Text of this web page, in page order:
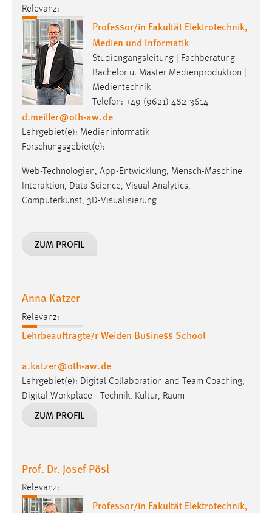
Relevanz:
Professor/in Fakultät Elektrotechnik,
Medien und Informatik
Studiengangsleitung | Fachberatung
Bachelor u. Master Medienproduktion |
Medientechnik
Telefon: +49 (9621) 482-3614
d.meiller@oth-aw.de
Lehrgebiet(e): Medieninformatik
Forschungsgebiet(e):
Web-Technologien, App-Entwicklung, Mensch-Maschine
Interaktion, Data Science, Visual Analytics,
Computerkunst, 3D-Visualisierung
ZUM PROFIL
Anna Katzer
Relevanz:
Lehrbeauftragte/r Weiden Business School
a.katzer@oth-aw.de
Lehrgebiet(e): Digital Collaboration and Team Coaching,
Digital Workplace - Technik, Kultur, Raum
ZUM PROFIL
Prof. Dr. Josef Pösl
Relevanz:
Professor/in Fakultät Elektrotechnik,